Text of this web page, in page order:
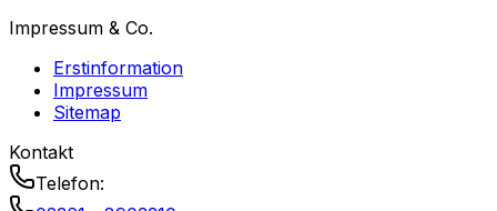
Impressum & Co.
Erstinformation
Impressum
Sitemap
Kontakt
Telefon: